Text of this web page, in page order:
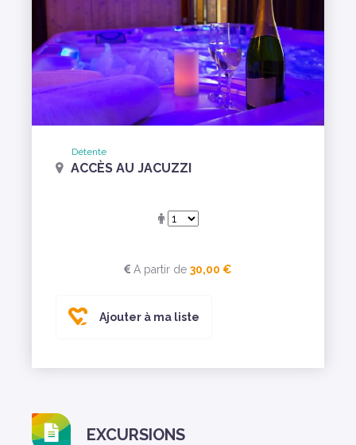
Détente
ACCÈS AU JACUZZI
A partir de 30,00 €
Ajouter à ma liste
EXCURSIONS